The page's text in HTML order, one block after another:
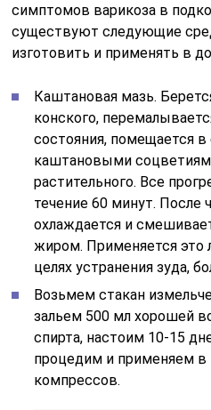
симптомов варикоза в
существуют следующие
изготовить и применять в
Каштановая мазь.
конского,
состояния, помещается
каштановыми
растительного. Все
течение 60 минут. После
охлаждается и
жиром. Применяется это
целях устранения зуда,
Возьмем стакан
зальем 500 мл хорошей
спирта, настоим 10-15
процедим и применяем в
компрессов.